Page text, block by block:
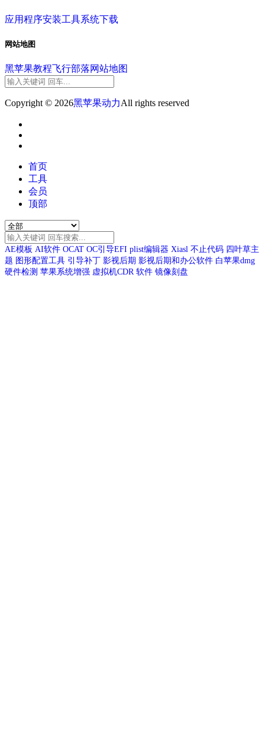
应用程序安装工具系统下载
网站地图
黑苹果教程飞行部落网站地图
Copyright © 2026黑苹果动力All rights reserved
首页
工具
会员
顶部
AE模板 AI软件 OCAT OC引导EFI plist编辑器 Xiasl 不止代码 四叶草主
题 图形配置工具 引导补丁 影视后期 影视后期和办公软件 白苹果dmg
硬件检测 苹果系统增强 虚拟机CDR 软件 镜像刻盘